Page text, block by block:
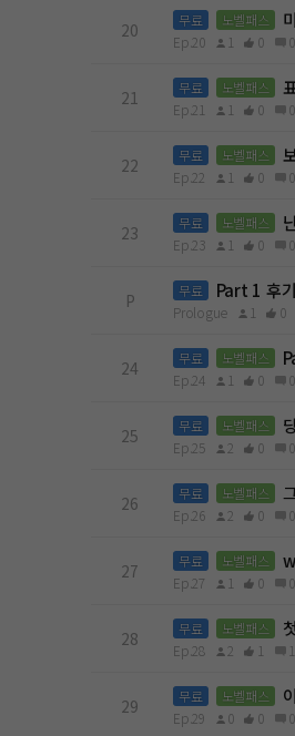
20 무료 노벨패스
Ep.20 1 0 0
21 무료 노벨패스
Ep.21 1 0 0
22 무료 노벨패스
Ep.22 1 0 0
23 무료 노벨패스
Ep.23 1 0 0
P 무료 Part 1 후기
Prologue 1 0
24 무료 노벨패스
Ep.24 1 0 0
25 무료 노벨패스
Ep.25 2 0 0
26 무료 노벨패스
Ep.26 2 0 0
27 무료 노벨패스
Ep.27 1 0 0
28 무료 노벨패스
Ep.28 2 1 1
29 무료 노벨패스
Ep.29 0 0 0